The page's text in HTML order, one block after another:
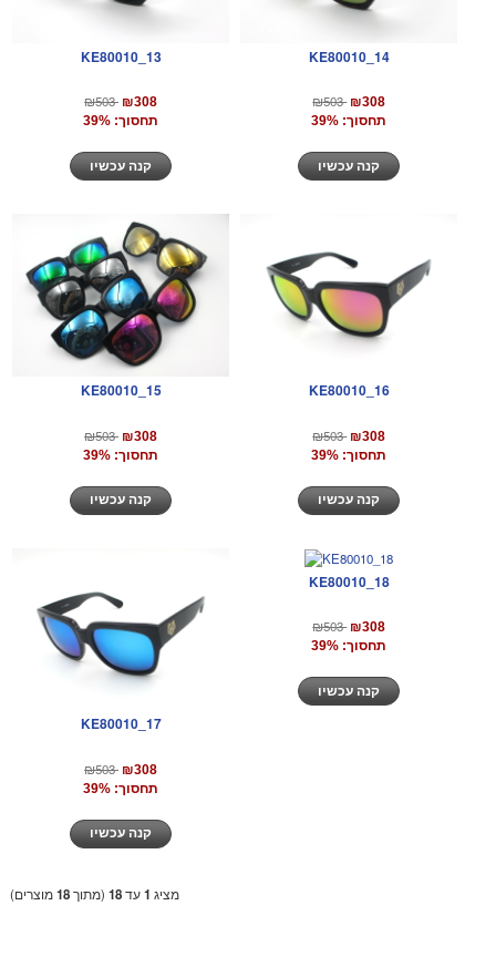
KE80010_13
₪503 ₪308
תחסוך: 39%
KE80010_14
₪503 ₪308
תחסוך: 39%
KE80010_15
₪503 ₪308
תחסוך: 39%
KE80010_16
₪503 ₪308
תחסוך: 39%
KE80010_17
₪503 ₪308
תחסוך: 39%
KE80010_18
₪503 ₪308
תחסוך: 39%
מציג 1עד18 (מתוך18מוצרים)